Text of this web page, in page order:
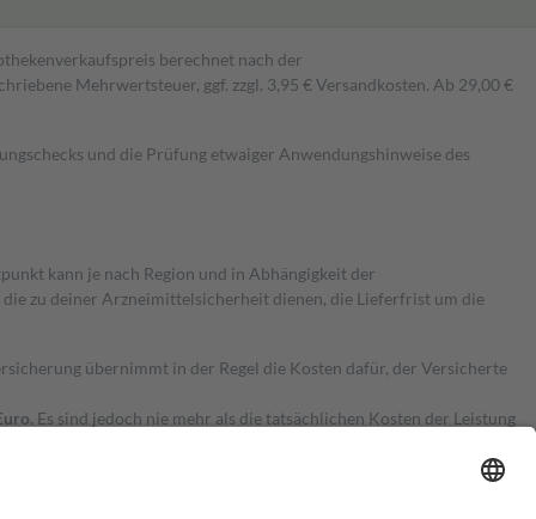
berechnet nach der
Mehrwertsteuer, ggf. zzgl. 3,95 € Versandkosten. Ab 29,00 €
und die Prüfung etwaiger Anwendungshinweise des
kann je nach Region und in Abhängigkeit der
zu deiner Arzneimittelsicherheit dienen, die Lieferfrist um die
übernimmt in der Regel die Kosten dafür, der Versicherte
Es sind jedoch nie mehr als die tatsächlichen Kosten der Leistung